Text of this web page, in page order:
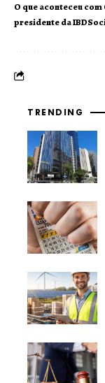
O que aconteceu
presidente da
TRENDING